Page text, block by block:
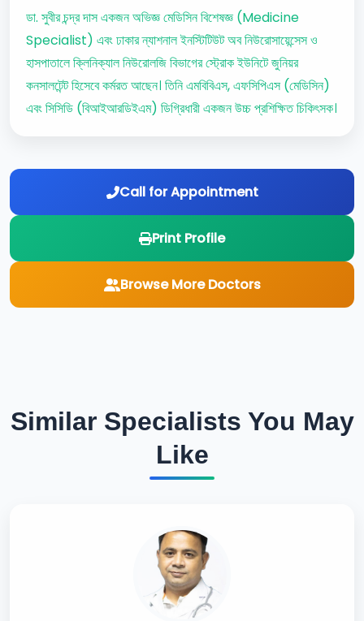
ডা. সুবীর চন্দ্র দাস একজন অভিজ্ঞ মেডিসিন বিশেষজ্ঞ (Medicine
Specialist) এবং ঢাকার ন্যাশনাল ইনস্টিটিউট অব নিউরোসায়েন্সেস ও
হাসপাতালে ক্লিনিক্যাল নিউরোলজি বিভাগের স্ট্রোক ইউনিটে জুনিয়র
কনসালটেন্ট হিসেবে কর্মরত আছেন। তিনি এমবিবিএস, এফসিপিএস (মেডিসিন)
এবং সিসিডি (বিআইআরডিইএম) ডিগ্রিধারী একজন উচ্চ প্রশিক্ষিত চিকিৎসক।
Call for Appointment
Print Profile
Browse More Doctors
Similar Specialists You May
Like